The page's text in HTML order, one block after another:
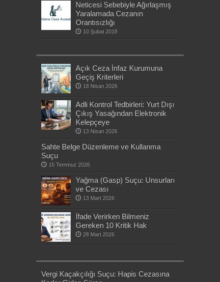
Neticesi Sebebiyle Ağırlaşmış
Yaralamada Cezanın
Orantısızlığı
10 Şubat 2018
Açık Ceza İnfaz Kurumuna
Geçiş Kriterleri
18 Nisan 2026
Adli Kontrol Tedbirleri: Yurt Dışı
Çıkış Yasağından Elektronik
Kelepçeye
13 Nisan 2026
Sahte Belge Düzenleme ve Kullanma
Suçu
15 Temmuz 2026
Yağma (Gasp) Suçu: Unsurları
ve Cezası
13 Mart 2026
İfade Verirken Bilmeniz
Gereken 10 Kritik Hak
28 Mart 2026
Vergi Kaçakçılığı Suçu: Hapis Cezasına